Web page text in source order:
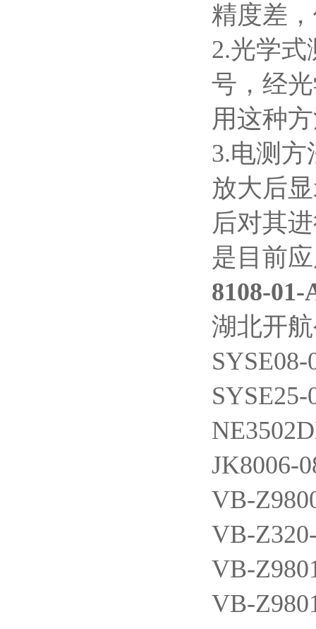
精度差
2.光学
号，经
用这种
3.电测
放大后
后对其
是目前
8108-
湖北开
JK8006-
VB-
VB-
VB-
VB-